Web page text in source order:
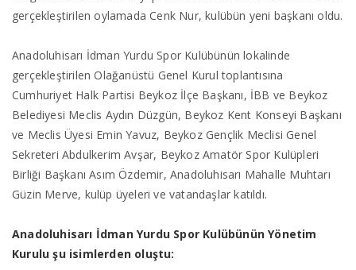
gerçekleştirilen oylamada Cenk Nur, kulübün yeni başkanı oldu.
Anadoluhisarı İdman Yurdu Spor Kulübünün lokalinde
gerçekleştirilen Olağanüstü Genel Kurul toplantısına
Cumhuriyet Halk Partisi Beykoz İlçe Başkanı, İBB ve Beykoz
Belediyesi Meclis Aydın Düzgün, Beykoz Kent Konseyi Başkanı
ve Meclis Üyesi Emin Yavuz, Beykoz Gençlik Meclisi Genel
Sekreteri Abdulkerim Avşar, Beykoz Amatör Spor Kulüpleri
Birliği Başkanı Asım Özdemir, Anadoluhisarı Mahalle Muhtarı
Güzin Merve, kulüp üyeleri ve vatandaşlar katıldı.
Anadoluhisarı İdman Yurdu Spor Kulübünün Yönetim
Kurulu şu isimlerden oluştu: